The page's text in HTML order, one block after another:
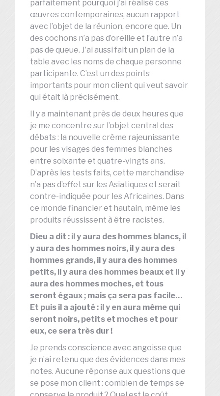
parfaitement pourquoi j’ai réalisé ces
œuvres contemporaines, aucun rapport
avec l’objet de la réunion, encore que. Un
des cochons n’a pas d’oreille et l’autre n’a
pas de queue. J’ai aussi fait un plan de la
table avec les noms de chaque personne
participante. C’est un des points
importants pour mon client qui veut savoir
qui était là précisément.
Il y a maintenant près de deux heures que
je me concentre sur l’objet central des
débats : la nouvelle crème rajeunissante
pour les visages des femmes blanches
entre soixante et quatre-vingts ans.
D’après les tests faits, cette marchandise
n’a pas d’effet sur les Asiatiques et serait
contre-indiquée pour les Africaines. Dans
ce monde financier et hautain, même les
produits réussissent à être racistes.
Dieu a dit : il y aura des hommes blancs, il
y aura des hommes noirs, il y aura des
hommes grands, il y aura des hommes
petits, il y aura des hommes beaux et il y
aura des hommes moches, et tous
seront égaux ; mais ça sera pas facile…
Et puis il a ajouté : il y en aura même qui
seront noirs, petits et moches et pour
eux, ce sera très dur !
Je prends conscience avec angoisse que
je n’ai retenu que des évidences dans mes
notes. Aucune réponse aux questions que
se pose mon client : combien de temps se